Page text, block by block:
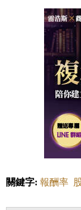
關鍵字: 報酬率